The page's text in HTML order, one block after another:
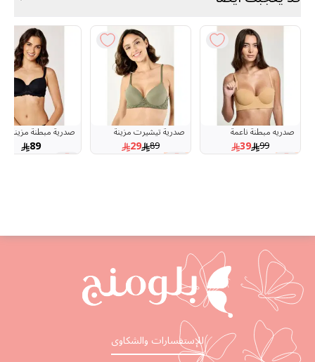
صدريه مبطنة ناعمة
بتصميم بالكونيت
99
39
صدرية تيشيرت مزينة
بالدانتيل89
29
صدرية مبطنة مزينة
89
للإستفسارات والشكاوى